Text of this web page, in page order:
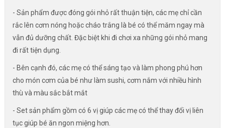
- Sản phẩm được đóng gói nhỏ rất thuận tiện, các mẹ chỉ cần
rắc lên cơm nóng hoặc cháo trắng là bé có thể măm ngay mà
vẫn đủ dưỡng chất. Đặc biệt khi đi chơi xa những gói nhỏ mang
đi rất tiện dụng.
- Bên cạnh đó, các mẹ có thể sáng tạo và làm phong phú hơn
cho món cơm của bé như làm sushi, cơm nắm với nhiều hình
thù và màu sắc bắt mắt
- Set sản phẩm gồm có 6 vị giúp các mẹ có thể thay đổi vị liên
tục giúp bé ăn ngon miệng hơn.